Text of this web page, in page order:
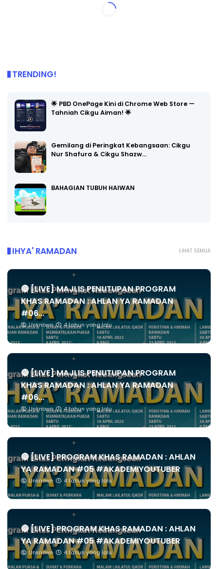
TRENDING!
🌟 PBD OnePage Kini di Chrome Web Store —
Tahniah Cikgu Aiman! 🌟
Gemilang di Peringkat Kebangsaan: Cikgu
Nur Shafura & Cikgu Shazw…
BAHAGIAN TUBUH HAIWAN
LIHAT SEMUA
IHYA' RAMADAN
🔴 [LIVE] MAJLIS PENUTUPAN PROGRAM
KHAS RAMADAN : AHLAN YA RAMADAN
#06...
Unknown 4 tahun yang lalu
🔴 [LIVE] MAJLIS PENUTUPAN PROGRAM
KHAS RAMADAN : AHLAN YA RAMADAN
#06...
Unknown 4 tahun yang lalu
🔴 [LIVE] PROGRAM KHAS RAMADAN : AHLAN
YA RAMADAN #05 #AKADEMIYOUTUBER
Unknown 4 tahun yang lalu
🔴 [LIVE] PROGRAM KHAS RAMADAN : AHLAN
YA RAMADAN #05 #AKADEMIYOUTUBER
Unknown 4 tahun yang lalu